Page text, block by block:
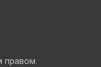
правом.